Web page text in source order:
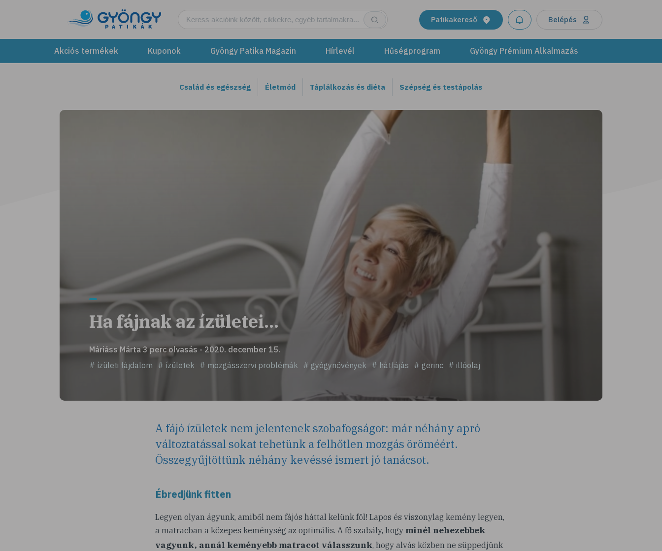
Patikakereső Belépés
Akciós termékek Kuponok Gyöngy Patika Magazin Hírlevél Hűségprogram Gyöngy Prémium Alkalmazás
Család és egészség Életmód Táplálkozás és diéta Szépség és testápolás
Ha fájnak az ízületei...
Máriáss Márta 3 perc olvasás - 2020. december 15.
# ízületi fájdalom # ízületek # mozgásszervi problémák # gyógynövények # hátfájás # gerinc # illóolaj
A fájó ízületek nem jelentenek szobafogságot: már néhány apró
változtatással sokat tehetünk a felhőtlen mozgás öröméért.
Összegyűjtöttünk néhány kevéssé ismert jó tanácsot.
Ébredjünk fitten
Legyen olyan ágyunk, amiből nem fájós háttal kelünk föl! Lapos és viszonylag kemény legyen,
a matracban a közepes keménység az optimális. A fő szabály, hogyminél nehezebbek
vagyunk, annál keményebb matracot válasszunk, hogy alvás közben ne süppedjünk